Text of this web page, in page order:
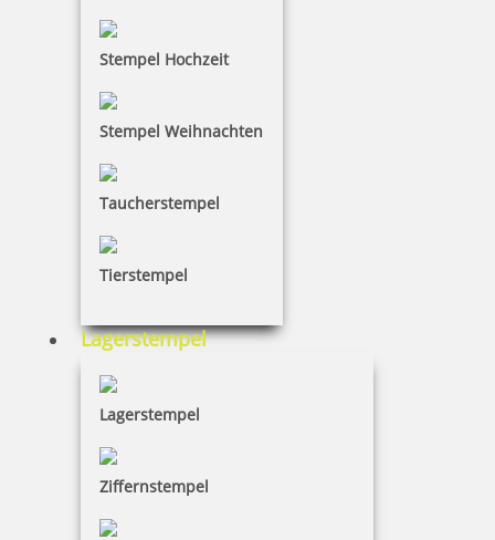
Stempel Hochzeit
Stempel Weihnachten
Taucherstempel
Tierstempel
Lagerstempel
Lagerstempel
Ziffernstempel